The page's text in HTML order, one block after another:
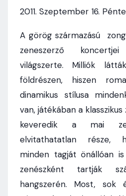
2011. Szeptember 16.
A görög származású
zeneszerző koncertjei
világszerte. Milliók
földrészen, hiszen
dinamikus stílusa
van, játékában a
keveredik a mai
elvitathatatlan része,
minden tagját önállóan
zenészként tartják
hangszerén. Most, sok